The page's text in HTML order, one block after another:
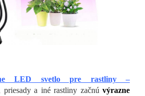
LED svetlo pre rastliny –
priesady a iné rastliny začnú výrazne